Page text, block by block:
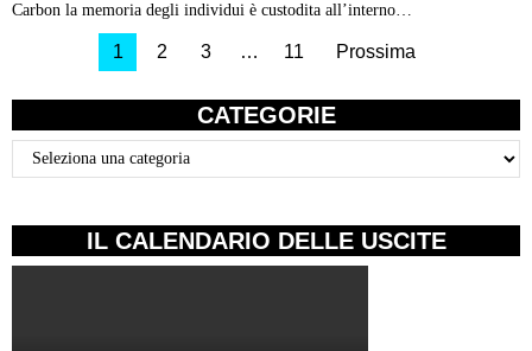
Carbon la memoria degli individui è custodita all’interno…
1 2 3 … 11 Prossima
CATEGORIE
Categorie
IL CALENDARIO DELLE USCITE